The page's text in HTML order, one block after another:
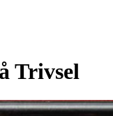
Trivsel